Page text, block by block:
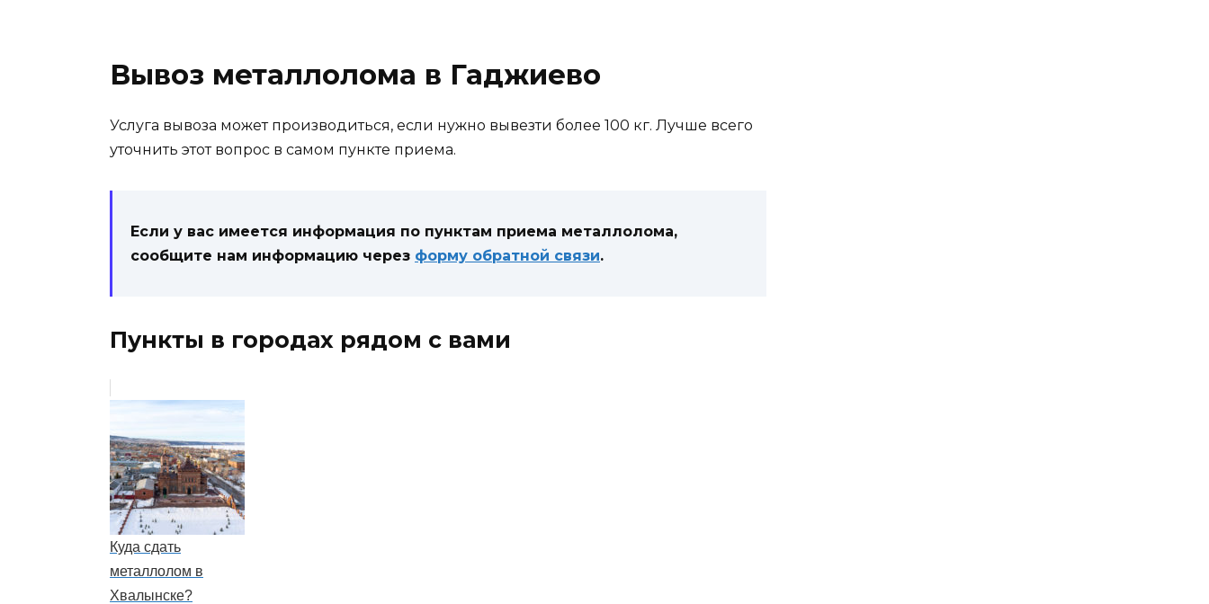
Вывоз металлолома в Гаджиево
Услуга вывоза может производиться, если нужно вывезти более 100 кг. Лучше всего
уточнить этот вопрос в самом пункте приема.
Если у вас имеется информация по пунктам приема металлолома,
сообщите нам информацию через форму обратной связи.
Пункты в городах рядом с вами
Куда сдать
металлолом в
Хвалынске?